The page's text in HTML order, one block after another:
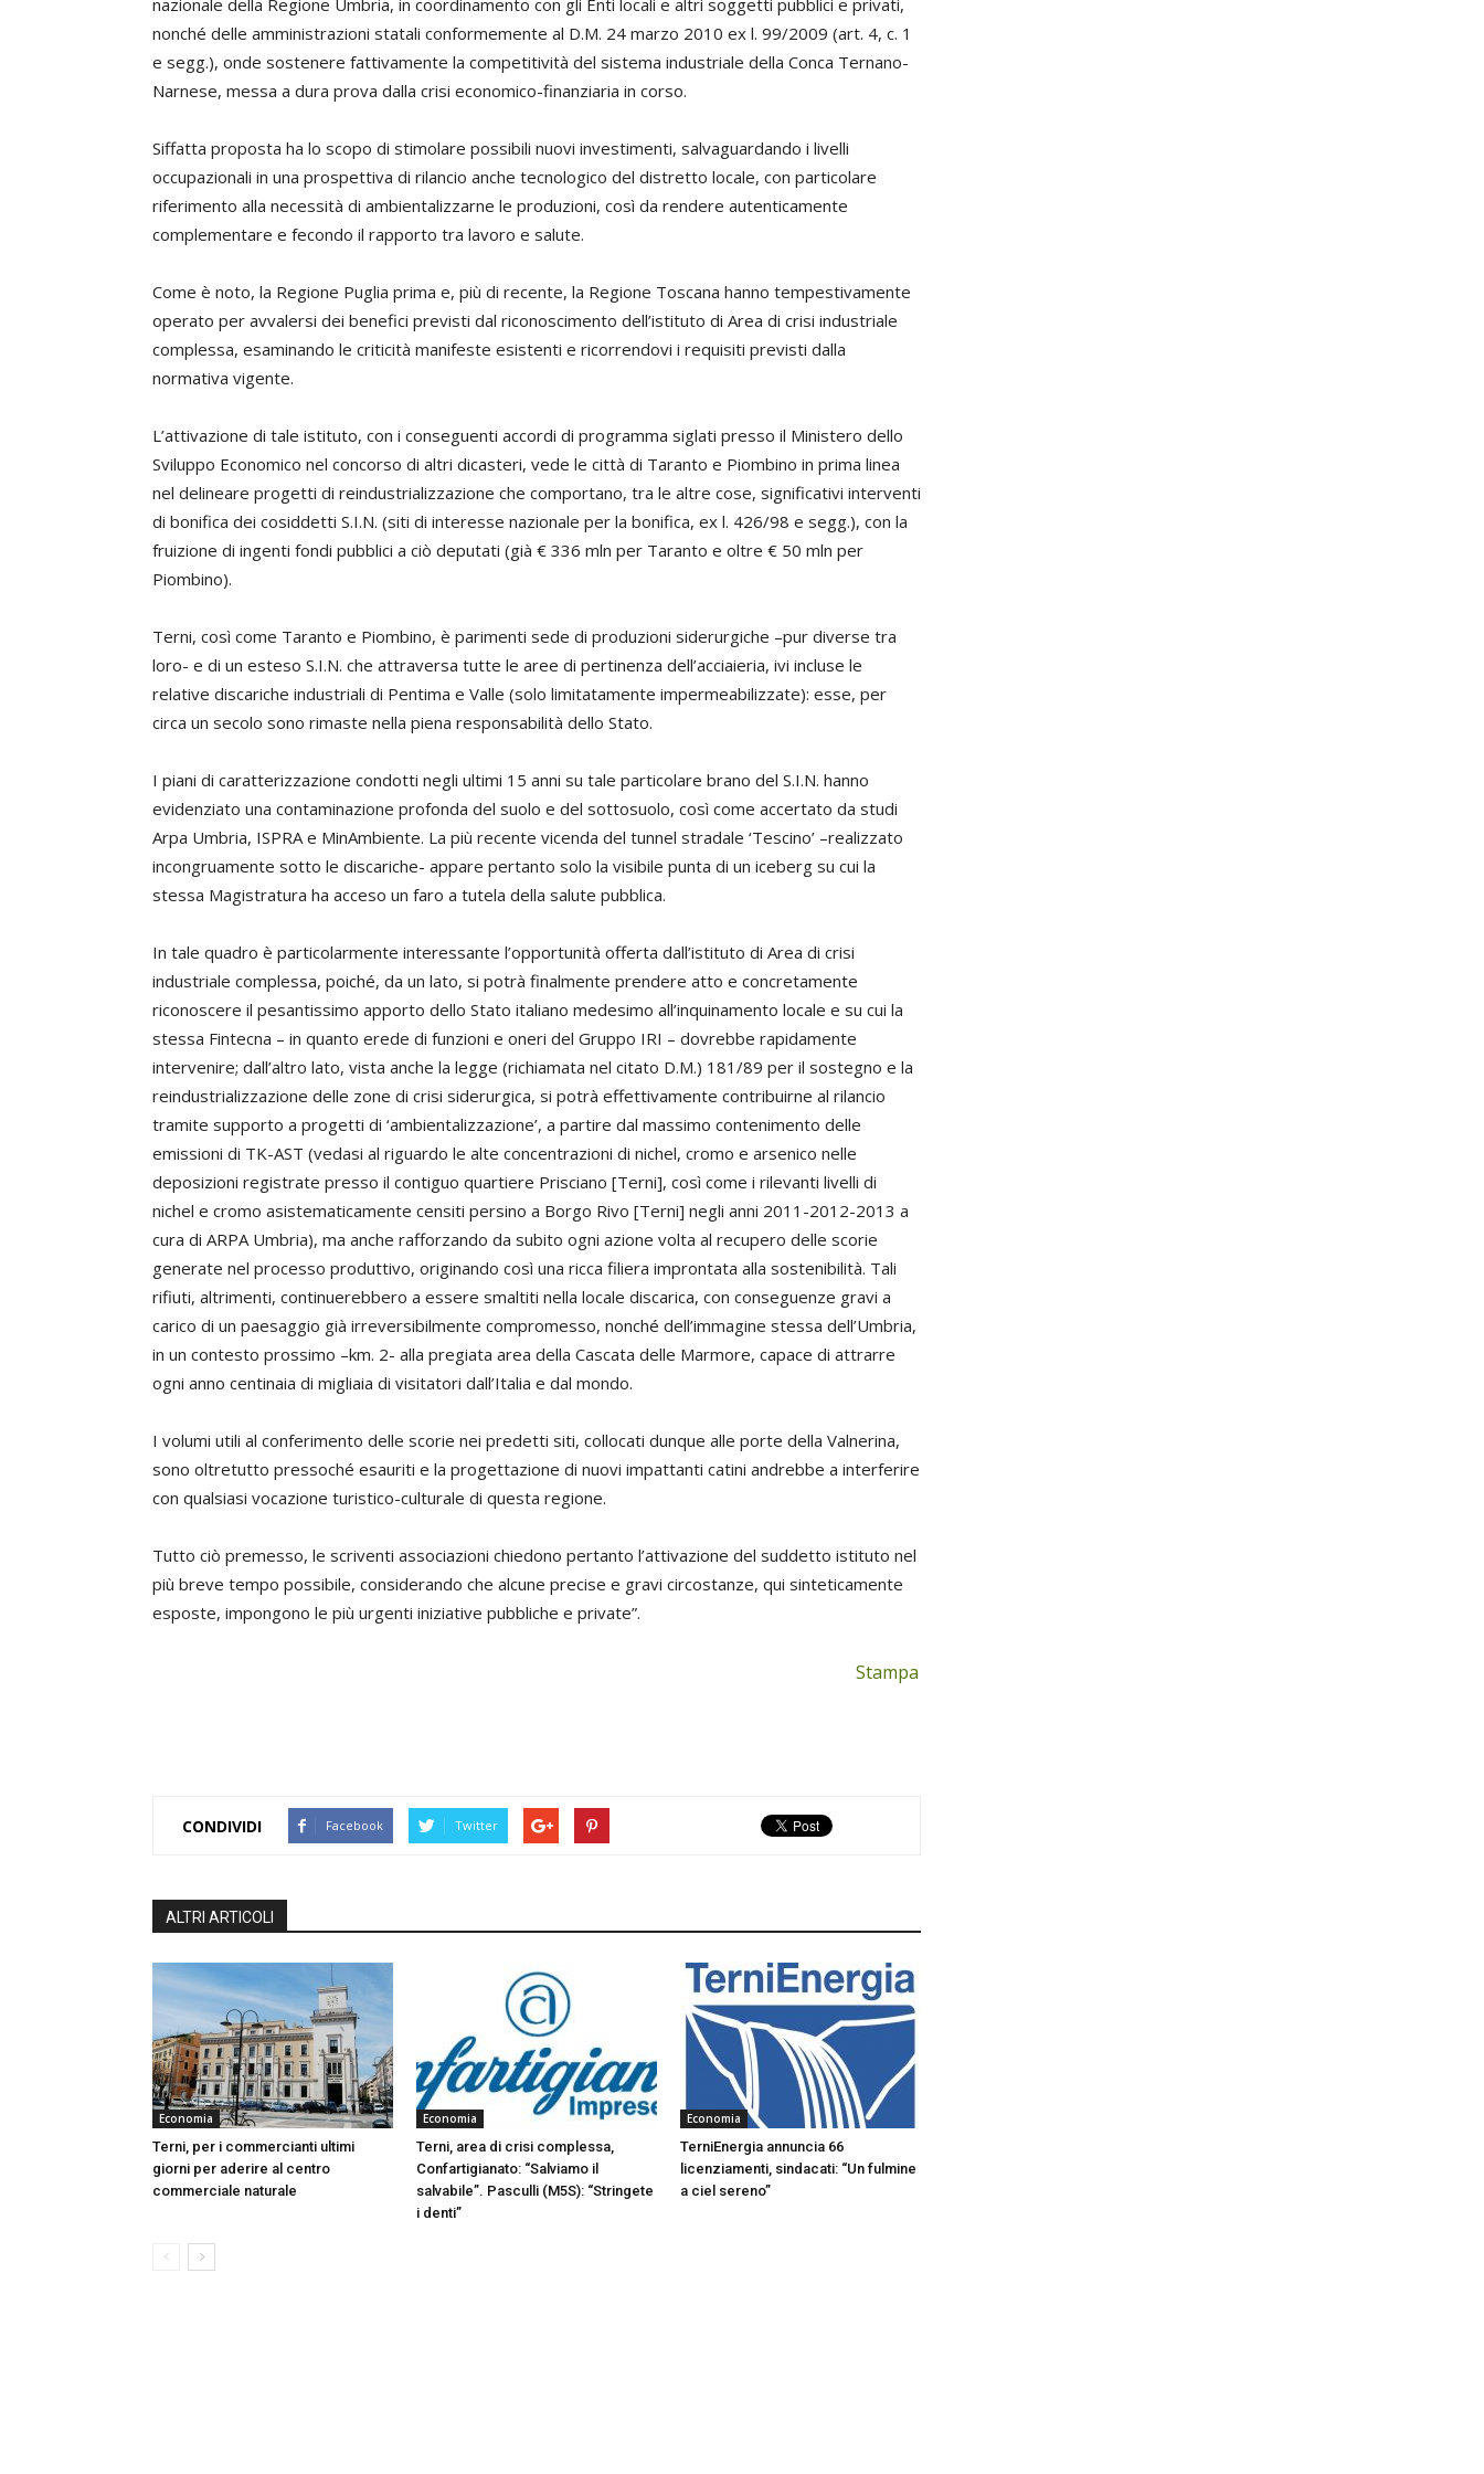
nazionale della Regione Umbria, in coordinamento con gli Enti locali e altri soggetti pubblici e privati,
nonché delle amministrazioni statali conformemente al D.M. 24 marzo 2010 ex l. 99/2009 (art. 4, c. 1
e segg.), onde sostenere fattivamente la competitività del sistema industriale della Conca Ternano-
Narnese, messa a dura prova dalla crisi economico-finanziaria in corso.
Siffatta proposta ha lo scopo di stimolare possibili nuovi investimenti, salvaguardando i livelli
occupazionali in una prospettiva di rilancio anche tecnologico del distretto locale, con particolare
riferimento alla necessità di ambientalizzarne le produzioni, così da rendere autenticamente
complementare e fecondo il rapporto tra lavoro e salute.
Come è noto, la Regione Puglia prima e, più di recente, la Regione Toscana hanno tempestivamente
operato per avvalersi dei benefici previsti dal riconoscimento dell’istituto di Area di crisi industriale
complessa, esaminando le criticità manifeste esistenti e ricorrendovi i requisiti previsti dalla
normativa vigente.
L’attivazione di tale istituto, con i conseguenti accordi di programma siglati presso il Ministero dello
Sviluppo Economico nel concorso di altri dicasteri, vede le città di Taranto e Piombino in prima linea
nel delineare progetti di reindustrializzazione che comportano, tra le altre cose, significativi interventi
di bonifica dei cosiddetti S.I.N. (siti di interesse nazionale per la bonifica, ex l. 426/98 e segg.), con la
fruizione di ingenti fondi pubblici a ciò deputati (già € 336 mln per Taranto e oltre € 50 mln per
Piombino).
Terni, così come Taranto e Piombino, è parimenti sede di produzioni siderurgiche –pur diverse tra
loro- e di un esteso S.I.N. che attraversa tutte le aree di pertinenza dell’acciaieria, ivi incluse le
relative discariche industriali di Pentima e Valle (solo limitatamente impermeabilizzate): esse, per
circa un secolo sono rimaste nella piena responsabilità dello Stato.
I piani di caratterizzazione condotti negli ultimi 15 anni su tale particolare brano del S.I.N. hanno
evidenziato una contaminazione profonda del suolo e del sottosuolo, così come accertato da studi
Arpa Umbria, ISPRA e MinAmbiente. La più recente vicenda del tunnel stradale ‘Tescino’ –realizzato
incongruamente sotto le discariche- appare pertanto solo la visibile punta di un iceberg su cui la
stessa Magistratura ha acceso un faro a tutela della salute pubblica.
In tale quadro è particolarmente interessante l’opportunità offerta dall’istituto di Area di crisi
industriale complessa, poiché, da un lato, si potrà finalmente prendere atto e concretamente
riconoscere il pesantissimo apporto dello Stato italiano medesimo all’inquinamento locale e su cui la
stessa Fintecna – in quanto erede di funzioni e oneri del Gruppo IRI – dovrebbe rapidamente
intervenire; dall’altro lato, vista anche la legge (richiamata nel citato D.M.) 181/89 per il sostegno e la
reindustrializzazione delle zone di crisi siderurgica, si potrà effettivamente contribuirne al rilancio
tramite supporto a progetti di ‘ambientalizzazione’, a partire dal massimo contenimento delle
emissioni di TK-AST (vedasi al riguardo le alte concentrazioni di nichel, cromo e arsenico nelle
deposizioni registrate presso il contiguo quartiere Prisciano [Terni], così come i rilevanti livelli di
nichel e cromo asistematicamente censiti persino a Borgo Rivo [Terni] negli anni 2011-2012-2013 a
cura di ARPA Umbria), ma anche rafforzando da subito ogni azione volta al recupero delle scorie
generate nel processo produttivo, originando così una ricca filiera improntata alla sostenibilità. Tali
rifiuti, altrimenti, continuerebbero a essere smaltiti nella locale discarica, con conseguenze gravi a
carico di un paesaggio già irreversibilmente compromesso, nonché dell’immagine stessa dell’Umbria,
in un contesto prossimo –km. 2- alla pregiata area della Cascata delle Marmore, capace di attrarre
ogni anno centinaia di migliaia di visitatori dall’Italia e dal mondo.
I volumi utili al conferimento delle scorie nei predetti siti, collocati dunque alle porte della Valnerina,
sono oltretutto pressoché esauriti e la progettazione di nuovi impattanti catini andrebbe a interferire
con qualsiasi vocazione turistico-culturale di questa regione.
Tutto ciò premesso, le scriventi associazioni chiedono pertanto l’attivazione del suddetto istituto nel
più breve tempo possibile, considerando che alcune precise e gravi circostanze, qui sinteticamente
esposte, impongono le più urgenti iniziative pubbliche e private”.
Stampa
CONDIVIDI Facebook Twitter
ALTRI ARTICOLI
Economia
Terni, per i commercianti ultimi
giorni per aderire al centro
commerciale naturale
Economia
Terni, area di crisi complessa,
Confartigianato: “Salviamo il
salvabile”. Pasculli (M5S): “Stringete
i denti”
Economia
TerniEnergia annuncia 66
licenziamenti, sindacati: “Un fulmine
a ciel sereno”